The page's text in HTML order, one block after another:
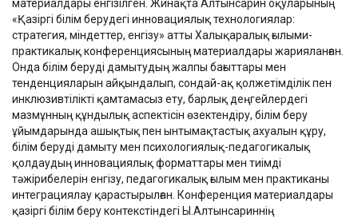
материалдары енгізілген. Жинақта Алтынсарин оқуларының
«Қазіргі білім берудегі инновациялық технологиялар:
стратегия, міндеттер, енгізу» атты Халықаралық ғылыми-
практикалық конференциясының материалдары жарияланған.
Онда білім беруді дамытудың жалпы бағыттары мен
тенденцияларын айқындалып, сондай-ақ қолжетімділік пен
инклюзивтілікті қамтамасыз ету, барлық деңгейлердегі
мазмұнның құндылық аспектісін өзектендіру, білім беру
ұйымдарында ашықтық пен ынтымақтастық ахуалын құру,
білім беруді дамыту мен психологиялық-педагогикалық
қолдаудың инновациялық форматтары мен тиімді
тәжірибелерін енгізу, педагогикалық ғылым мен практиканы
интеграциялау қарастырылған. Конференция материалдары
қазіргі білім беру контекстіндегі Ы.Алтынсариннің